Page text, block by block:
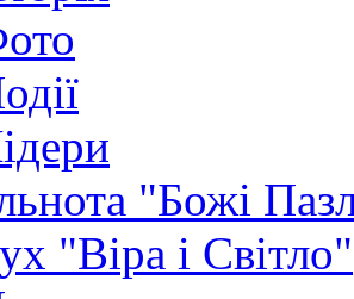
"Божі
"Віра і Світло"